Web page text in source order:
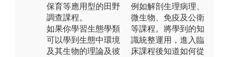
保育等應用型的田野
調查課程。
如果你學習生態學類
可以學到生態中環境
及其生物的理論及彼
例如解剖生理病理、
微生物、免疫及公衛
等課程。將學到的知
識統整運用，進入臨
床課程後知道如何從